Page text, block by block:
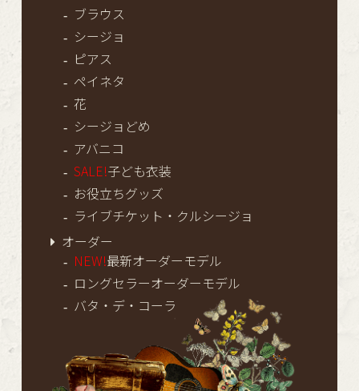
ブラウス
シージョ
ピアス
ペイネタ
花
シージョどめ
アバニコ
SALE!子ども衣装
お役立ちグッズ
ライブチケット・クルシージョ
オーダー
NEW!最新オーダーモデル
ロングセラーオーダーモデル
バタ・デ・コーラ